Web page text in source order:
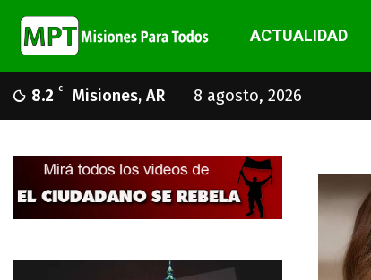
ACTUALIDAD
8.2 C Misiones, AR 8 agosto, 2026